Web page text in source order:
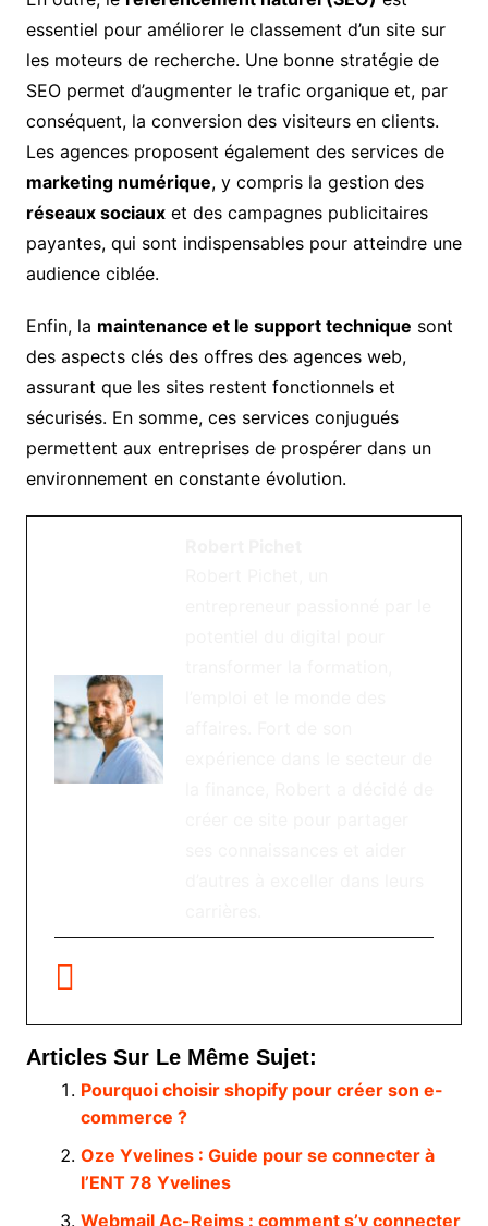
essentiel pour améliorer le classement d’un site sur
les moteurs de recherche. Une bonne stratégie de
SEO permet d’augmenter le trafic organique et, par
conséquent, la conversion des visiteurs en clients.
Les agences proposent également des services de
marketing numérique, y compris la gestion des
réseaux sociauxet des campagnes publicitaires
payantes, qui sont indispensables pour atteindre une
audience ciblée.
Enfin, la maintenance et le support technique sont
des aspects clés des offres des agences web,
assurant que les sites restent fonctionnels et
sécurisés. En somme, ces services conjugués
permettent aux entreprises de prospérer dans un
environnement en constante évolution.
Articles Sur Le Même Sujet:
Pourquoi choisir shopify pour créer son e-
commerce ?
Oze Yvelines : Guide pour se connecter à
l’ENT 78 Yvelines
Webmail Ac-Reims : comment s’y connecter